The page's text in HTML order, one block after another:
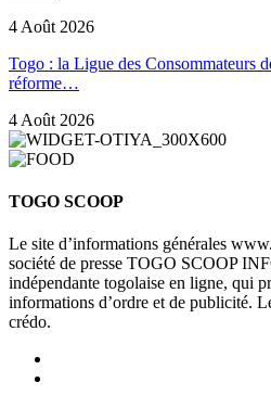
4 Août 2026
Togo : la Ligue des Consommateurs
réforme…
4 Août 2026
TOGO SCOOP
Le site d’informations générales
société de presse TOGO SCOOP
indépendante togolaise en ligne, qui
informations d’ordre et de publicité.
crédo.